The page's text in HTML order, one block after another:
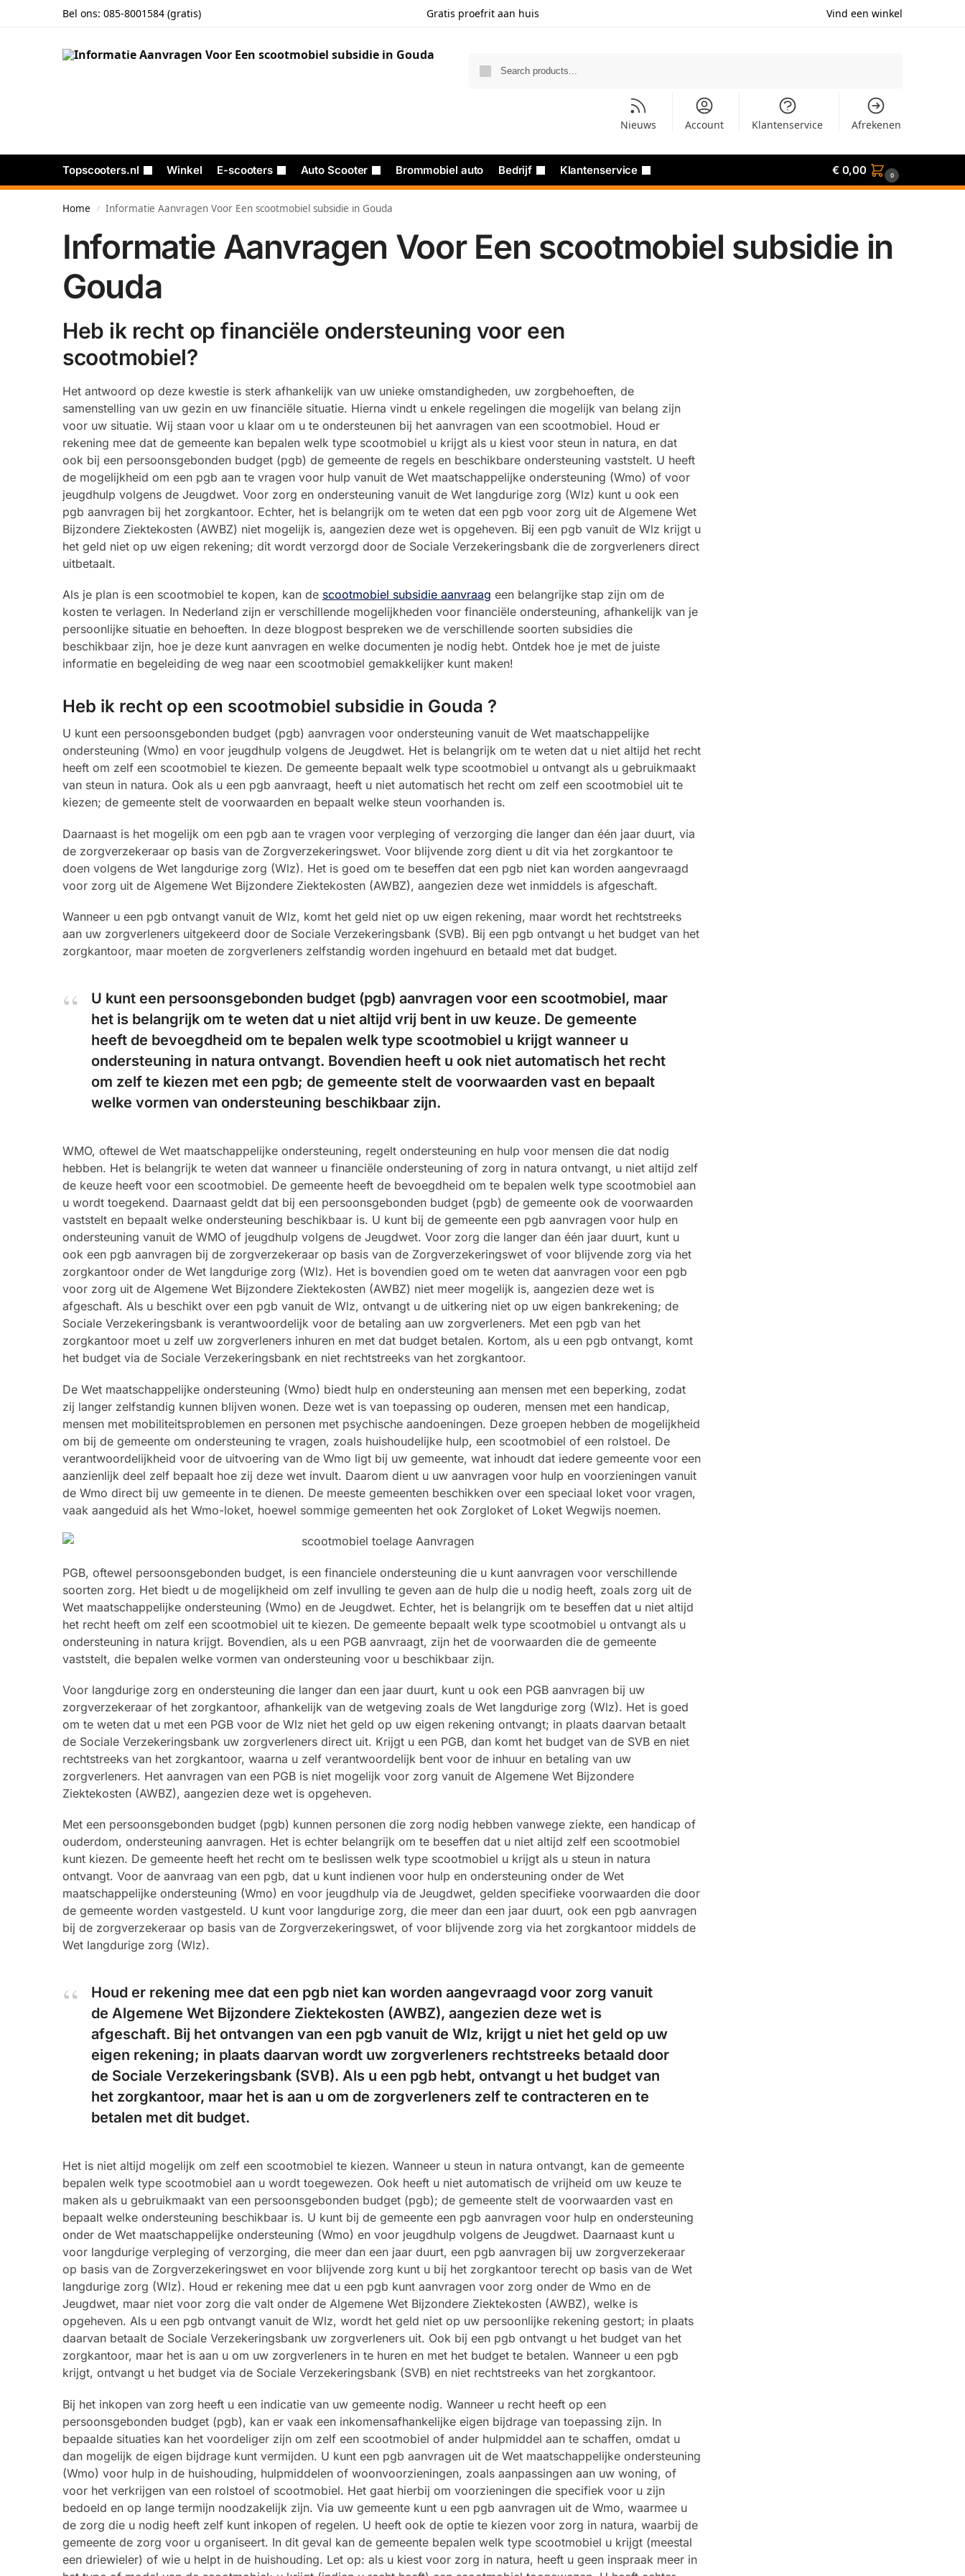
Bel ons: 085-8001584 (gratis) Gratis proefrit aan huis Vind een winkel
Nieuws Account Klantenservice Afrekenen
Topscooters.nl Winkel E-scooters Auto Scooter Brommobiel auto Bedrijf Klantenservice €0,00 0
Home / Informatie Aanvragen Voor Een scootmobiel subsidie in Gouda
Informatie Aanvragen Voor Een scootmobiel subsidie in
Gouda
Heb ik recht op financiële ondersteuning voor een
scootmobiel?
Het antwoord op deze kwestie is sterk afhankelijk van uw unieke omstandigheden, uw zorgbehoeften, de
samenstelling van uw gezin en uw financiële situatie. Hierna vindt u enkele regelingen die mogelijk van belang zijn
voor uw situatie. Wij staan voor u klaar om u te ondersteunen bij het aanvragen van een scootmobiel. Houd er
rekening mee dat de gemeente kan bepalen welk type scootmobiel u krijgt als u kiest voor steun in natura, en dat
ook bij een persoonsgebonden budget (pgb) de gemeente de regels en beschikbare ondersteuning vaststelt. U heeft
de mogelijkheid om een pgb aan te vragen voor hulp vanuit de Wet maatschappelijke ondersteuning (Wmo) of voor
jeugdhulp volgens de Jeugdwet. Voor zorg en ondersteuning vanuit de Wet langdurige zorg (Wlz) kunt u ook een
pgb aanvragen bij het zorgkantoor. Echter, het is belangrijk om te weten dat een pgb voor zorg uit de Algemene Wet
Bijzondere Ziektekosten (AWBZ) niet mogelijk is, aangezien deze wet is opgeheven. Bij een pgb vanuit de Wlz krijgt u
het geld niet op uw eigen rekening; dit wordt verzorgd door de Sociale Verzekeringsbank die de zorgverleners direct
uitbetaalt.
Als je plan is een scootmobiel te kopen, kan de scootmobiel subsidie aanvraag een belangrijke stap zijn om de
kosten te verlagen. In Nederland zijn er verschillende mogelijkheden voor financiële ondersteuning, afhankelijk van je
persoonlijke situatie en behoeften. In deze blogpost bespreken we de verschillende soorten subsidies die
beschikbaar zijn, hoe je deze kunt aanvragen en welke documenten je nodig hebt. Ontdek hoe je met de juiste
informatie en begeleiding de weg naar een scootmobiel gemakkelijker kunt maken!
Heb ik recht op een scootmobiel subsidie in Gouda ?
U kunt een persoonsgebonden budget (pgb) aanvragen voor ondersteuning vanuit de Wet maatschappelijke
ondersteuning (Wmo) en voor jeugdhulp volgens de Jeugdwet. Het is belangrijk om te weten dat u niet altijd het recht
heeft om zelf een scootmobiel te kiezen. De gemeente bepaalt welk type scootmobiel u ontvangt als u gebruikmaakt
van steun in natura. Ook als u een pgb aanvraagt, heeft u niet automatisch het recht om zelf een scootmobiel uit te
kiezen; de gemeente stelt de voorwaarden en bepaalt welke steun voorhanden is.
Daarnaast is het mogelijk om een pgb aan te vragen voor verpleging of verzorging die langer dan één jaar duurt, via
de zorgverzekeraar op basis van de Zorgverzekeringswet. Voor blijvende zorg dient u dit via het zorgkantoor te
doen volgens de Wet langdurige zorg (Wlz). Het is goed om te beseffen dat een pgb niet kan worden aangevraagd
voor zorg uit de Algemene Wet Bijzondere Ziektekosten (AWBZ), aangezien deze wet inmiddels is afgeschaft.
Wanneer u een pgb ontvangt vanuit de Wlz, komt het geld niet op uw eigen rekening, maar wordt het rechtstreeks
aan uw zorgverleners uitgekeerd door de Sociale Verzekeringsbank (SVB). Bij een pgb ontvangt u het budget van het
zorgkantoor, maar moeten de zorgverleners zelfstandig worden ingehuurd en betaald met dat budget.
U kunt een persoonsgebonden budget (pgb) aanvragen voor een scootmobiel, maar
het is belangrijk om te weten dat u niet altijd vrij bent in uw keuze. De gemeente
heeft de bevoegdheid om te bepalen welk type scootmobiel u krijgt wanneer u
ondersteuning in natura ontvangt. Bovendien heeft u ook niet automatisch het recht
om zelf te kiezen met een pgb; de gemeente stelt de voorwaarden vast en bepaalt
welke vormen van ondersteuning beschikbaar zijn.
WMO, oftewel de Wet maatschappelijke ondersteuning, regelt ondersteuning en hulp voor mensen die dat nodig
hebben. Het is belangrijk te weten dat wanneer u financiële ondersteuning of zorg in natura ontvangt, u niet altijd zelf
de keuze heeft voor een scootmobiel. De gemeente heeft de bevoegdheid om te bepalen welk type scootmobiel aan
u wordt toegekend. Daarnaast geldt dat bij een persoonsgebonden budget (pgb) de gemeente ook de voorwaarden
vaststelt en bepaalt welke ondersteuning beschikbaar is. U kunt bij de gemeente een pgb aanvragen voor hulp en
ondersteuning vanuit de WMO of jeugdhulp volgens de Jeugdwet. Voor zorg die langer dan één jaar duurt, kunt u
ook een pgb aanvragen bij de zorgverzekeraar op basis van de Zorgverzekeringswet of voor blijvende zorg via het
zorgkantoor onder de Wet langdurige zorg (Wlz). Het is bovendien goed om te weten dat aanvragen voor een pgb
voor zorg uit de Algemene Wet Bijzondere Ziektekosten (AWBZ) niet meer mogelijk is, aangezien deze wet is
afgeschaft. Als u beschikt over een pgb vanuit de Wlz, ontvangt u de uitkering niet op uw eigen bankrekening; de
Sociale Verzekeringsbank is verantwoordelijk voor de betaling aan uw zorgverleners. Met een pgb van het
zorgkantoor moet u zelf uw zorgverleners inhuren en met dat budget betalen. Kortom, als u een pgb ontvangt, komt
het budget via de Sociale Verzekeringsbank en niet rechtstreeks van het zorgkantoor.
De Wet maatschappelijke ondersteuning (Wmo) biedt hulp en ondersteuning aan mensen met een beperking, zodat
zij langer zelfstandig kunnen blijven wonen. Deze wet is van toepassing op ouderen, mensen met een handicap,
mensen met mobiliteitsproblemen en personen met psychische aandoeningen. Deze groepen hebben de mogelijkheid
om bij de gemeente om ondersteuning te vragen, zoals huishoudelijke hulp, een scootmobiel of een rolstoel. De
verantwoordelijkheid voor de uitvoering van de Wmo ligt bij uw gemeente, wat inhoudt dat iedere gemeente voor een
aanzienlijk deel zelf bepaalt hoe zij deze wet invult. Daarom dient u uw aanvragen voor hulp en voorzieningen vanuit
de Wmo direct bij uw gemeente in te dienen. De meeste gemeenten beschikken over een speciaal loket voor vragen,
vaak aangeduid als het Wmo-loket, hoewel sommige gemeenten het ook Zorgloket of Loket Wegwijs noemen.
PGB, oftewel persoonsgebonden budget, is een financiele ondersteuning die u kunt aanvragen voor verschillende
soorten zorg. Het biedt u de mogelijkheid om zelf invulling te geven aan de hulp die u nodig heeft, zoals zorg uit de
Wet maatschappelijke ondersteuning (Wmo) en de Jeugdwet. Echter, het is belangrijk om te beseffen dat u niet altijd
het recht heeft om zelf een scootmobiel uit te kiezen. De gemeente bepaalt welk type scootmobiel u ontvangt als u
ondersteuning in natura krijgt. Bovendien, als u een PGB aanvraagt, zijn het de voorwaarden die de gemeente
vaststelt, die bepalen welke vormen van ondersteuning voor u beschikbaar zijn.
Voor langdurige zorg en ondersteuning die langer dan een jaar duurt, kunt u ook een PGB aanvragen bij uw
zorgverzekeraar of het zorgkantoor, afhankelijk van de wetgeving zoals de Wet langdurige zorg (Wlz). Het is goed
om te weten dat u met een PGB voor de Wlz niet het geld op uw eigen rekening ontvangt; in plaats daarvan betaalt
de Sociale Verzekeringsbank uw zorgverleners direct uit. Krijgt u een PGB, dan komt het budget van de SVB en niet
rechtstreeks van het zorgkantoor, waarna u zelf verantwoordelijk bent voor de inhuur en betaling van uw
zorgverleners. Het aanvragen van een PGB is niet mogelijk voor zorg vanuit de Algemene Wet Bijzondere
Ziektekosten (AWBZ), aangezien deze wet is opgeheven.
Met een persoonsgebonden budget (pgb) kunnen personen die zorg nodig hebben vanwege ziekte, een handicap of
ouderdom, ondersteuning aanvragen. Het is echter belangrijk om te beseffen dat u niet altijd zelf een scootmobiel
kunt kiezen. De gemeente heeft het recht om te beslissen welk type scootmobiel u krijgt als u steun in natura
ontvangt. Voor de aanvraag van een pgb, dat u kunt indienen voor hulp en ondersteuning onder de Wet
maatschappelijke ondersteuning (Wmo) en voor jeugdhulp via de Jeugdwet, gelden specifieke voorwaarden die door
de gemeente worden vastgesteld. U kunt voor langdurige zorg, die meer dan een jaar duurt, ook een pgb aanvragen
bij de zorgverzekeraar op basis van de Zorgverzekeringswet, of voor blijvende zorg via het zorgkantoor middels de
Wet langdurige zorg (Wlz).
Houd er rekening mee dat een pgb niet kan worden aangevraagd voor zorg vanuit
de Algemene Wet Bijzondere Ziektekosten (AWBZ), aangezien deze wet is
afgeschaft. Bij het ontvangen van een pgb vanuit de Wlz, krijgt u niet het geld op uw
eigen rekening; in plaats daarvan wordt uw zorgverleners rechtstreeks betaald door
de Sociale Verzekeringsbank (SVB). Als u een pgb hebt, ontvangt u het budget van
het zorgkantoor, maar het is aan u om de zorgverleners zelf te contracteren en te
betalen met dit budget.
Het is niet altijd mogelijk om zelf een scootmobiel te kiezen. Wanneer u steun in natura ontvangt, kan de gemeente
bepalen welk type scootmobiel aan u wordt toegewezen. Ook heeft u niet automatisch de vrijheid om uw keuze te
maken als u gebruikmaakt van een persoonsgebonden budget (pgb); de gemeente stelt de voorwaarden vast en
bepaalt welke ondersteuning beschikbaar is. U kunt bij de gemeente een pgb aanvragen voor hulp en ondersteuning
onder de Wet maatschappelijke ondersteuning (Wmo) en voor jeugdhulp volgens de Jeugdwet. Daarnaast kunt u
voor langdurige verpleging of verzorging, die meer dan een jaar duurt, een pgb aanvragen bij uw zorgverzekeraar
op basis van de Zorgverzekeringswet en voor blijvende zorg kunt u bij het zorgkantoor terecht op basis van de Wet
langdurige zorg (Wlz). Houd er rekening mee dat u een pgb kunt aanvragen voor zorg onder de Wmo en de
Jeugdwet, maar niet voor zorg die valt onder de Algemene Wet Bijzondere Ziektekosten (AWBZ), welke is
opgeheven. Als u een pgb ontvangt vanuit de Wlz, wordt het geld niet op uw persoonlijke rekening gestort; in plaats
daarvan betaalt de Sociale Verzekeringsbank uw zorgverleners uit. Ook bij een pgb ontvangt u het budget van het
zorgkantoor, maar het is aan u om uw zorgverleners in te huren en met het budget te betalen. Wanneer u een pgb
krijgt, ontvangt u het budget via de Sociale Verzekeringsbank (SVB) en niet rechtstreeks van het zorgkantoor.
Bij het inkopen van zorg heeft u een indicatie van uw gemeente nodig. Wanneer u recht heeft op een
persoonsgebonden budget (pgb), kan er vaak een inkomensafhankelijke eigen bijdrage van toepassing zijn. In
bepaalde situaties kan het voordeliger zijn om zelf een scootmobiel of ander hulpmiddel aan te schaffen, omdat u
dan mogelijk de eigen bijdrage kunt vermijden. U kunt een pgb aanvragen uit de Wet maatschappelijke ondersteuning
(Wmo) voor hulp in de huishouding, hulpmiddelen of woonvoorzieningen, zoals aanpassingen aan uw woning, of
voor het verkrijgen van een rolstoel of scootmobiel. Het gaat hierbij om voorzieningen die specifiek voor u zijn
bedoeld en op lange termijn noodzakelijk zijn. Via uw gemeente kunt u een pgb aanvragen uit de Wmo, waarmee u
de zorg die u nodig heeft zelf kunt inkopen of regelen. U heeft ook de optie te kiezen voor zorg in natura, waarbij de
gemeente de zorg voor u organiseert. In dit geval kan de gemeente bepalen welk type scootmobiel u krijgt (meestal
een driewieler) of wie u helpt in de huishouding. Let op: als u kiest voor zorg in natura, heeft u geen inspraak meer in